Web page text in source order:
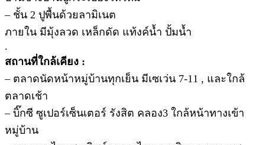
– ชั้น 2 ปูพื้นด้วยลามิเนต
ภายใน มีมุ้งลวด เหล็กดัด แท้งค์น้ำ ปั้มน้ำ
.
สถานที่ใกล้เคียง :
– ตลาดนัดหน้าหมู่บ้านทุกเย็น มีเซเว่น 7-11 , และใกล้
ตลาดเช้า
– บิ๊กซี ซูเปอร์เซ็นเตอร์ รังสิต คลอง3 ใกล้หน้าทางเข้า
หมู่บ้าน